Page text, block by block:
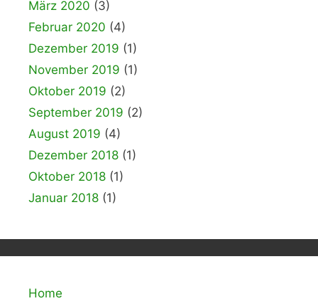
März 2020 (3)
Februar 2020 (4)
Dezember 2019 (1)
November 2019 (1)
Oktober 2019 (2)
September 2019 (2)
August 2019 (4)
Dezember 2018 (1)
Oktober 2018 (1)
Januar 2018 (1)
Home